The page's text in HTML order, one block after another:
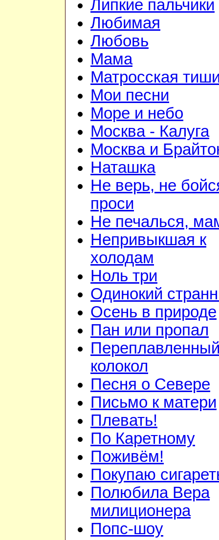
Липкие пальчики
Любимая
Любовь
Мама
Матросская
Мои песни
Море и небо
Москва - Калуга
Москва и
Наташка
Не верь, не
проси
Не печалься,
Непривыкшая к
холодам
Ноль три
Одинокий
Осень в природе
Пан или пропал
колокол
Песня о Севере
Письмо к матери
Плевать!
По Каретному
Поживём!
Покупаю
Полюбила Вера
милиционера
Попс-шоу